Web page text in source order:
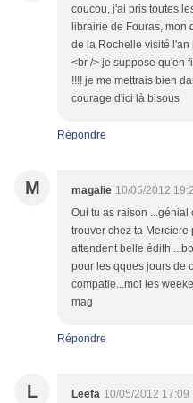
coucou, j'ai pris toutes
librairie de Fouras, mon
de la Rochelle visité l'an
<br /> je suppose qu'en
!!!! je me mettrais bien
courage d'ici là bisous
Répondre
M magalie 10/05/2012
Oui tu as raison
trouver chez ta Merciere
attendent belle
pour les qques jours de
compatie...moi les
mag
Répondre
L Leefa 10/05/2012 17:09